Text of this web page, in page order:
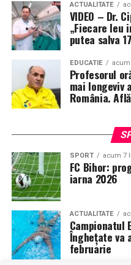
ACTUALITATE
VIDEO – Dr.
„Fiecare leu
putea salva
EDUCATIE
Profesorul
mai longeviv
România.
SPORT acum 7
FC Bihor:
iarna 2026
ACTUALITATE
Campionatul
Înghețate va
februarie